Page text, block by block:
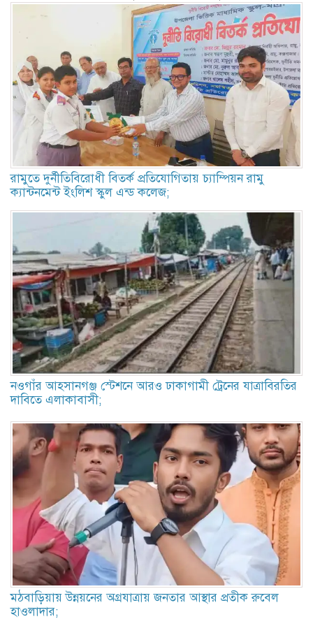
রামুতে দুর্নীতিবিরোধী বিতর্ক প্রতিযোগিতায় চ্যাম্পিয়ন রামু
ক্যান্টনমেন্ট ইংলিশ স্কুল এন্ড কলেজ;
নওগাঁর আহসানগঞ্জ স্টেশনে আরও ঢাকাগামী ট্রেনের যাত্রাবিরতির
দাবিতে এলাকাবাসী;
মঠবাড়িয়ায় উন্নয়নের অগ্রযাত্রায় জনতার আস্থার প্রতীক রুবেল
হাওলাদার;